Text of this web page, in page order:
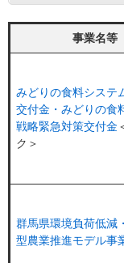
事業名等
みどりの食料システ
交付金・みどりの食
戦略緊急対策交付金
ク＞
群馬県環境負荷低減
型農業推進モデル事